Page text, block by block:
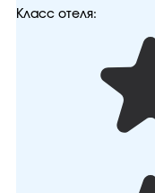
Класс отеля: